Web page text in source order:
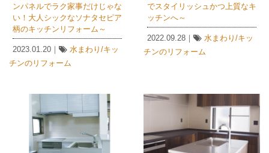
ンパネルでラク家事だけじゃな
い！大人シックなソナタセピア
柄のキッチンリフォーム～
2023.01.20｜
水まわり/キッ
チンのリフォーム
でスタイリッシュかつ上質なキ
ッチンへ～
2022.09.28｜
水まわり/キッ
チンのリフォーム